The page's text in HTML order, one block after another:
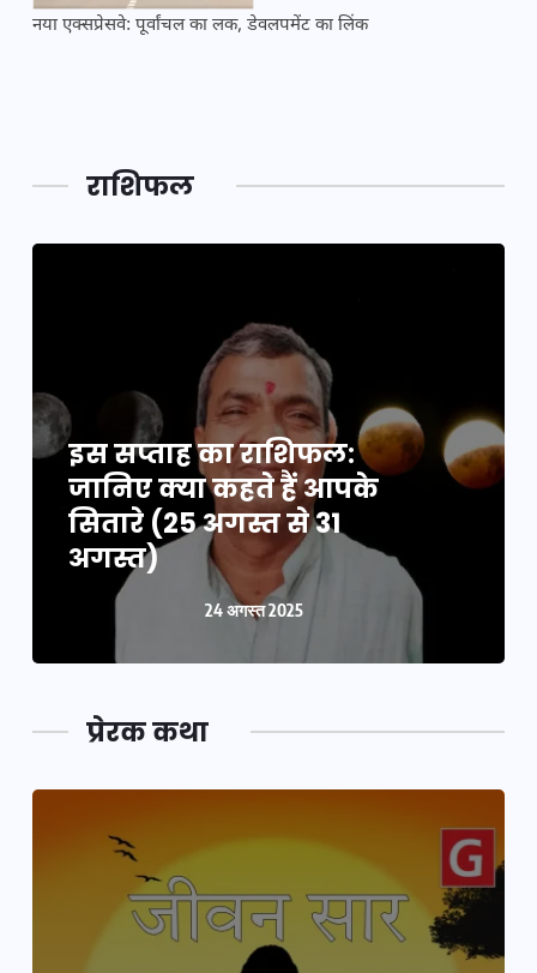
नया एक्सप्रेसवे: पूर्वांचल का लक, डेवलपमेंट का लिंक
राशिफल
इस सप्ताह का राशिफल:
जानिए क्या कहते हैं आपके
सितारे (25 अगस्त से 31
अगस्त)
24 अगस्त 2025
प्रेरक कथा